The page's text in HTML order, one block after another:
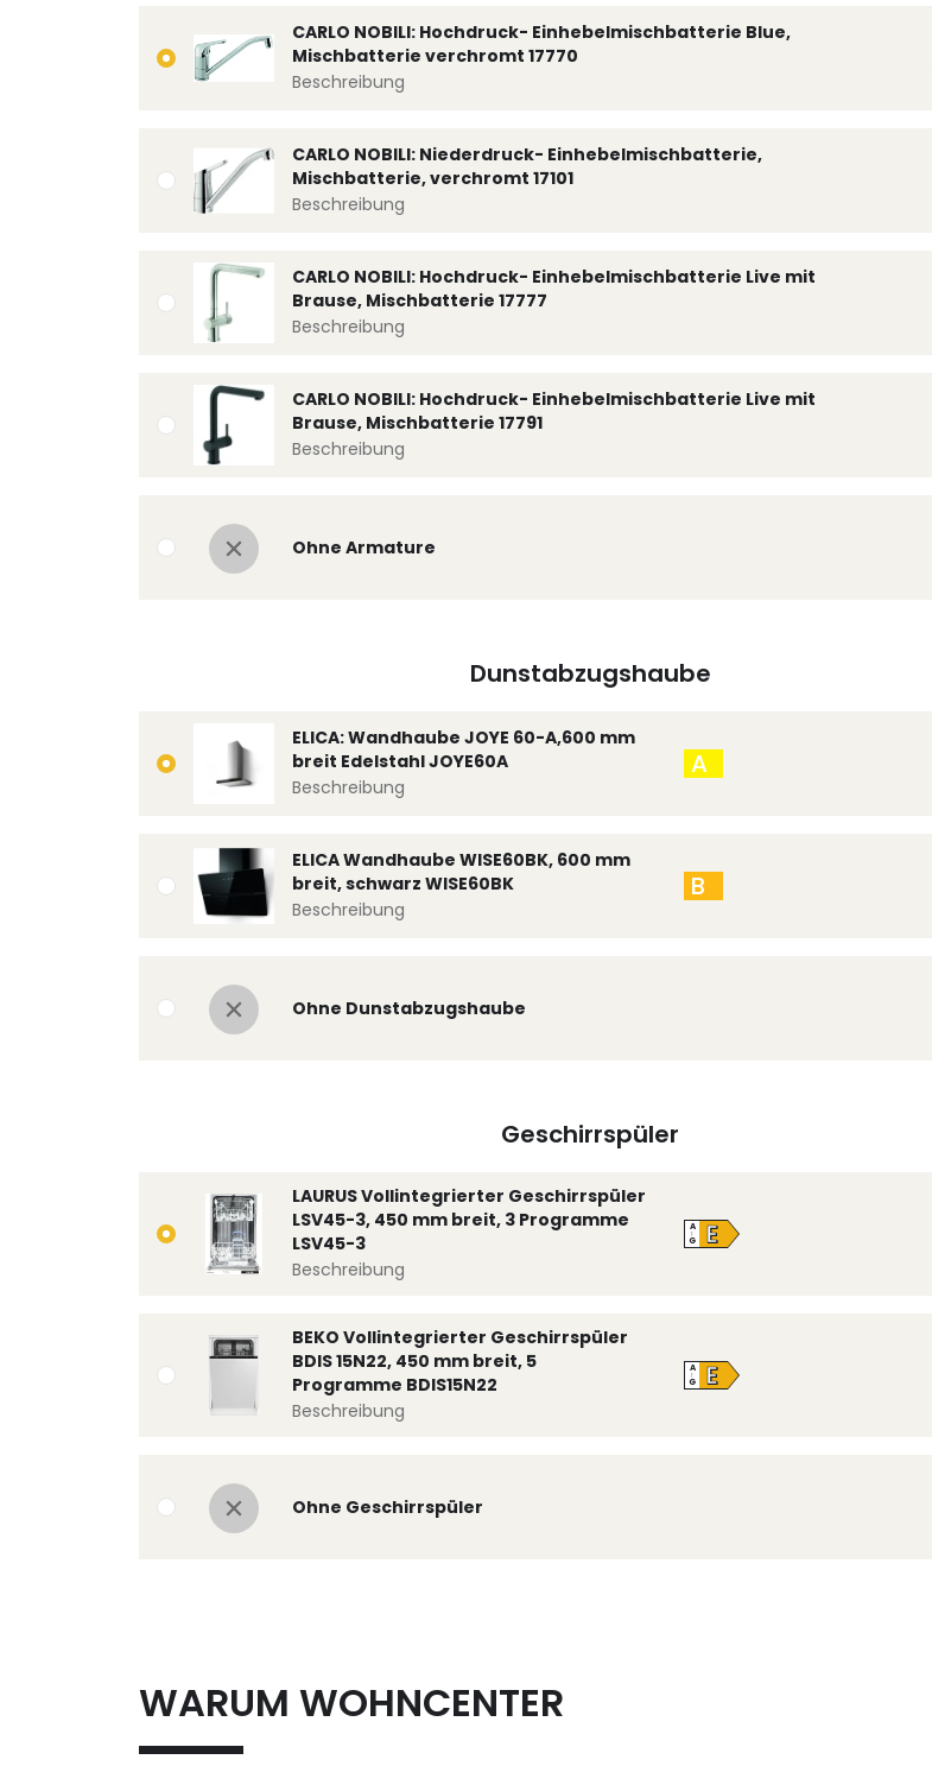
CARLO NOBILI: Hochdruck- Einhebelmischbatterie Blue,
Mischbatterie verchromt 17770
Beschreibung
CARLO NOBILI: Niederdruck- Einhebelmischbatterie,
Mischbatterie, verchromt 17101
Beschreibung
CARLO NOBILI: Hochdruck- Einhebelmischbatterie Live mit
Brause, Mischbatterie 17777
Beschreibung
CARLO NOBILI: Hochdruck- Einhebelmischbatterie Live mit
Brause, Mischbatterie 17791
Beschreibung
Ohne Armature
Dunstabzugshaube
ELICA: Wandhaube JOYE 60-A,600 mm
breit Edelstahl JOYE60A
Beschreibung
A
ELICA Wandhaube WISE60BK, 600 mm
breit, schwarz WISE60BK
Beschreibung
B
Ohne Dunstabzugshaube
Geschirrspüler
LAURUS Vollintegrierter Geschirrspüler
LSV45-3, 450 mm breit, 3 Programme
LSV45-3
Beschreibung
A
↑
G E
BEKO Vollintegrierter Geschirrspüler
BDIS 15N22, 450 mm breit, 5
Programme BDIS15N22
Beschreibung
A
↑
G E
Ohne Geschirrspüler
WARUM WOHNCENTER